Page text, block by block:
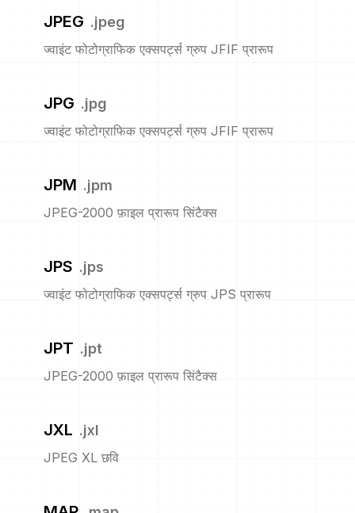
JPEG .jpeg
ज्वाइंट फोटोग्राफिक एक्सपर्ट्स ग्रुप JFIF प्रारूप
JPG .jpg
ज्वाइंट फोटोग्राफिक एक्सपर्ट्स ग्रुप JFIF प्रारूप
JPM .jpm
JPEG-2000 फ़ाइल प्रारूप सिंटैक्स
JPS .jps
ज्वाइंट फोटोग्राफिक एक्सपर्ट्स ग्रुप JPS प्रारूप
JPT .jpt
JPEG-2000 फ़ाइल प्रारूप सिंटैक्स
JXL .jxl
JPEG XL छवि